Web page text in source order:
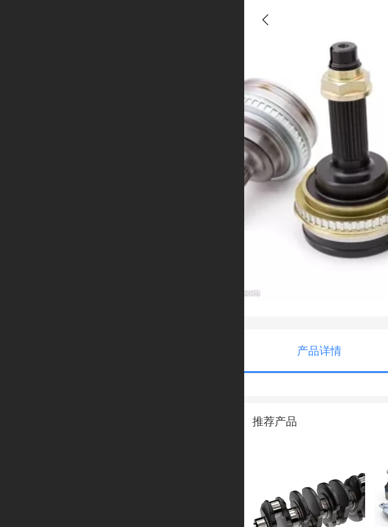
锻造连接件
产品详情
推荐产品